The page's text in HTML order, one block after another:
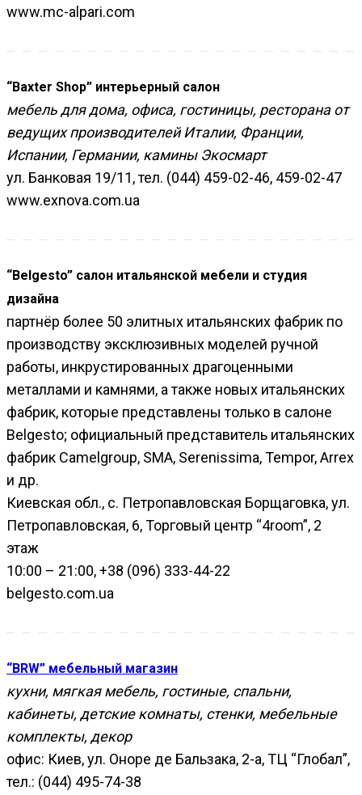
www.mc-alpari.com
“Baxter Shop” интерьерный салон
мебель для дома, офиса, гостиницы, ресторана от
ведущих производителей Италии, Франции,
Испании, Германии, камины Экосмарт
ул. Банковая 19/11, тел. (044) 459-02-46, 459-02-47
www.exnova.com.ua
“Belgesto” cалон итальянской мебели и cтудия
дизайна
партнёр более 50 элитных итальянских фабрик по
производству эксклюзивных моделей ручной
работы, инкрустированных драгоценными
металлами и камнями, а также новых итальянских
фабрик, которые представлены только в салоне
Belgesto; официальный представитель итальянских
фабрик Camelgroup, SMA, Serenissima, Tempor, Arrex
и др.
Киевская обл., с. Петропавловская Борщаговка, ул.
Петропавловская, 6, Торговый центр “4room”, 2
этаж
10:00 – 21:00, +38 (096) 333-44-22
belgesto.com.ua
“BRW” мебельный магазин
кухни, мягкая мебель, гостиные, спальни,
кабинеты, детские комнаты, стенки, мебельные
комплекты, декор
офис: Киев, ул. Оноре де Бальзака, 2-а, ТЦ “Глобал”,
тел.: (044) 495-74-38